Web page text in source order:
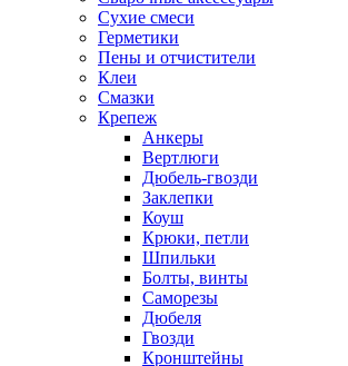
Сухие смеси
Герметики
Пены и отчистители
Клеи
Смазки
Крепеж
Анкеры
Вертлюги
Дюбель-гвозди
Заклепки
Коуш
Крюки, петли
Шпильки
Болты, винты
Саморезы
Дюбеля
Гвозди
Кронштейны